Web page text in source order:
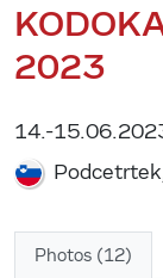
2023
14.-
Photos (12)